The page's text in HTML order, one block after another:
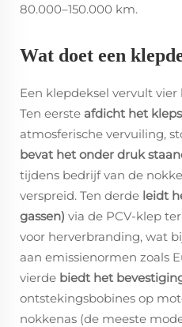
80.000–150.000 km.
Wat doet een
Een klepdeksel vervult
Ten eerste afdicht het
atmosferische vervuiling,
bevat het onder druk
tijdens bedrijf van de
verspreid. Ten derde leidt
gassen) via de PCV-klep
voor herverbranding, wat
aan emissienormen zoals
vierde biedt het
ontstekingsbobines op
nokkenas (de meeste